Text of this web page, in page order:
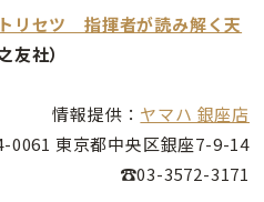
リセツ 指揮者が読み解く天
友社）
情報提供： ヤマハ 銀座店
0061 東京都中央区銀座7-9-14
☎03-3572-3171